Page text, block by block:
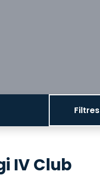
Filtres
IV Club